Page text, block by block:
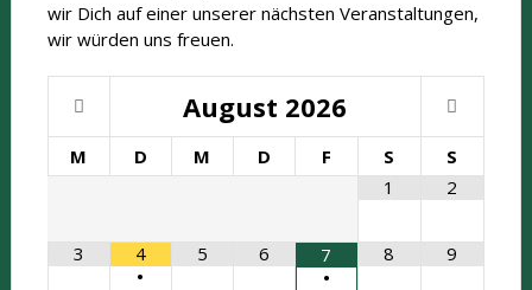
wir Dich auf einer unserer nächsten Veranstaltungen,
wir würden uns freuen.
August 2026
M D M D F S
S
1
2
3
4
•
5 6
7
•
8 9